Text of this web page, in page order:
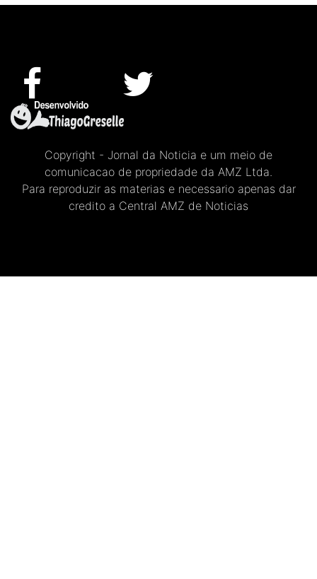
Copyright - Jornal da Noticia e um meio de
comunicacao de propriedade da AMZ Ltda.
Para reproduzir as materias e necessario apenas dar
credito a Central AMZ de Noticias